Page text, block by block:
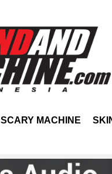
SCARY MACHINE